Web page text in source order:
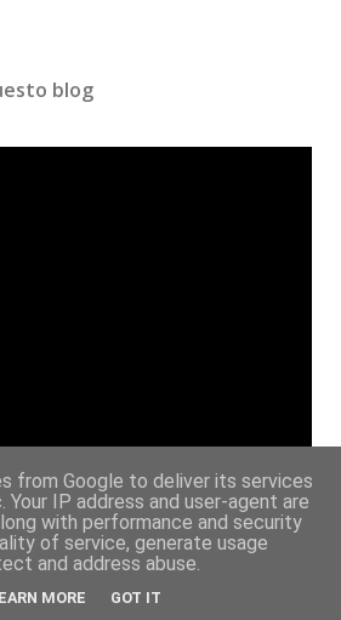
blog
di lettura* -
tappa & inizio della
from Google to deliver its services
IP address and user-agent are
with performance and security
of service, generate usage
and address abuse.
MORE GOT IT